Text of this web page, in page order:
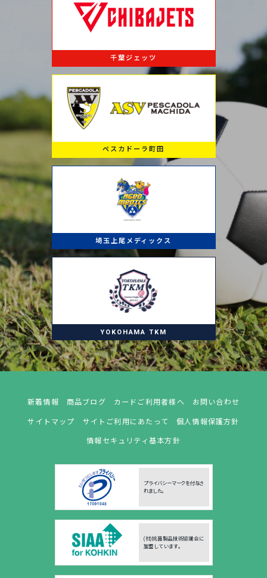
千葉ジェッツ
ペスカドーラ町田
埼玉上尾メディックス
YOKOHAMA TKM
新着情報 商品ブログ カードご利用者様へ
お問い合わせ
サイトマップ
サイトご利用にあたって
個人情報保護方針
情報セキュリティ基本方針
プライバシーマークを付与さ
れました。
(社)抗菌製品技術協議会に
加盟しています。